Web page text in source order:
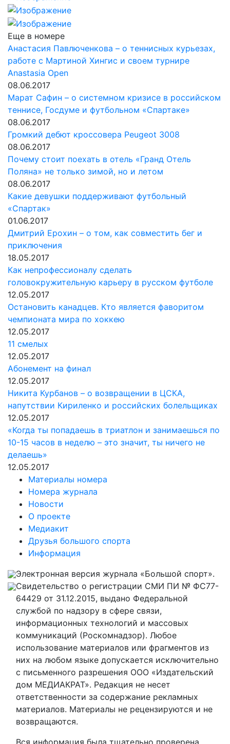
Еще в номере
Анастасия Павлюченкова – о теннисных курьезах,
работе с Мартиной Хингис и своем турнире
Anastasia Open
08.06.2017
Марат Сафин – о системном кризисе в российском
теннисе, Госдуме и футбольном «Спартаке»
08.06.2017
Громкий дебют кроссовера Peugeot 3008
08.06.2017
Почему стоит поехать в отель «Гранд Отель
Поляна» не только зимой, но и летом
08.06.2017
Какие девушки поддерживают футбольный
«Спартак»
01.06.2017
Дмитрий Ерохин – о том, как совместить бег и
приключения
18.05.2017
Как непрофессионалу сделать
головокружительную карьеру в русском футболе
12.05.2017
Остановить канадцев. Кто является фаворитом
чемпионата мира по хоккею
12.05.2017
11 смелых
12.05.2017
Абонемент на финал
12.05.2017
Никита Курбанов – о возвращении в ЦСКА,
напутствии Кириленко и российских болельщиках
12.05.2017
«Когда ты попадаешь в триатлон и занимаешься по
10-15 часов в неделю – это значит, ты ничего не
делаешь»
12.05.2017
Материалы номера
Номера журнала
Новости
О проекте
Медиакит
Друзья большого спорта
Информация
Электронная версия журнала «Большой спорт».
Свидетельство о регистрации СМИ ПИ № ФС77-
64429 от 31.12.2015, выдано Федеральной
службой по надзору в сфере связи,
информационных технологий и массовых
коммуникаций (Роскомнадзор). Любое
использование материалов или фрагментов из
них на любом языке допускается исключительно
с письменного разрешения ООО «Издательский
дом МЕДИАКРАТ». Редакция не несет
ответственности за содержание рекламных
материалов. Материалы не рецензируются и не
возвращаются.
Вся информация была тщательно проверена